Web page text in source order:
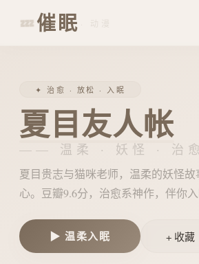
💤催眠
✦ 治愈 · 放松 · 入眠
夏目友人帐
—— 温柔 · 妖怪 · 治愈
夏目贵志与猫咪老师，温柔的妖怪
心。豆瓣9.6分，治愈系神作，伴你入
▶ 温柔入眠 + 收藏